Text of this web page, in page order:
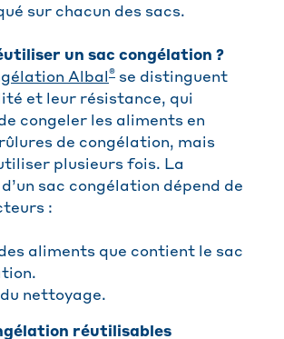
sur chacun des sacs.
un sac congélation ?
Albal® se distinguent
et leur résistance, qui
congeler les aliments en
de congélation, mais
plusieurs fois. La
sac congélation dépend de
:
aliments que contient le sac
nettoyage.
réutilisables